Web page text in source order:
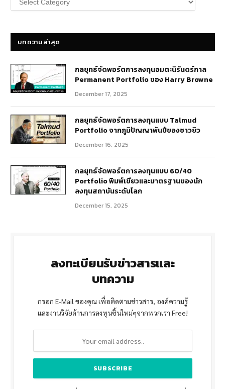
หมู่
บทความล่าสุด
กลยุทธ์​จัดพอร์ตการลงทุนอมตะนิรันดร์กาล
Permanent Portfolio ของ Harry Browne
December 17, 2025
กลยุทธ์จัดพอร์ตการลงทุนแบบ Talmud
Portfolio จากภูมิปัญญาพันปีของชาวยิว
December 16, 2025
กลยุทธ์จัดพอร์ตการลงทุนแบบ 60/40
Portfolio พิมพ์เขียวและมาตรฐานของนัก
ลงทุนสถาบันระดับโลก
December 15, 2025
ลงทะเบียนรับข่าวสารและ
บทความ
กรอก E-Mail ของคุณ เพื่อติดตามข่าวสาร, องค์ความรู้
และงานวิจัยด้านการลงทุนชิ้นใหม่ๆจากพวกเรา Free!